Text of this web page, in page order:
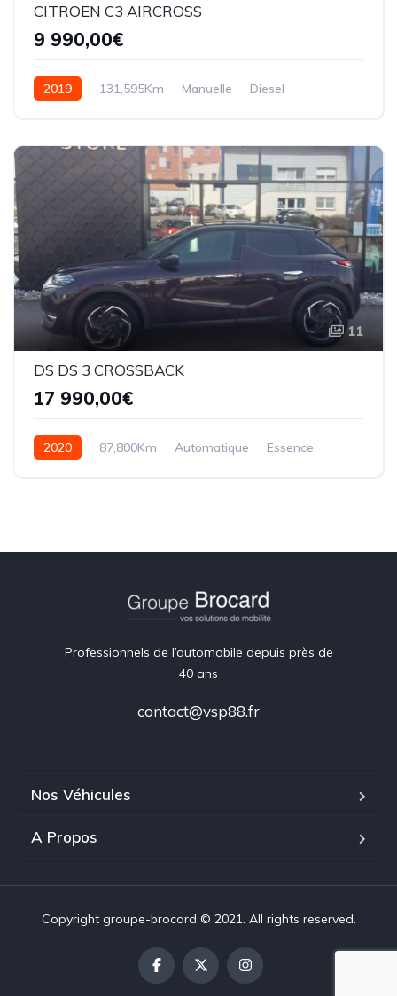
CITROEN C3 AIRCROSS
9 990,00€
2019 131,595Km Manuelle Diesel
11
DS DS 3 CROSSBACK
17 990,00€
2020 87,800Km Automatique Essence
Professionnels de l’automobile depuis près de
40 ans
contact@vsp88.fr
Nos Véhicules
A Propos
Copyright groupe-brocard © 2021. All rights reserved.